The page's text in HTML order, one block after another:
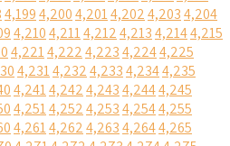
4,1994,2004,2014,2024,2034,204
4,2104,2114,2124,2134,2144,215
4,2214,2224,2234,2244,225
4,2314,2324,2334,2344,235
4,2414,2424,2434,2444,245
4,2514,2524,2534,2544,255
4,2614,2624,2634,2644,265